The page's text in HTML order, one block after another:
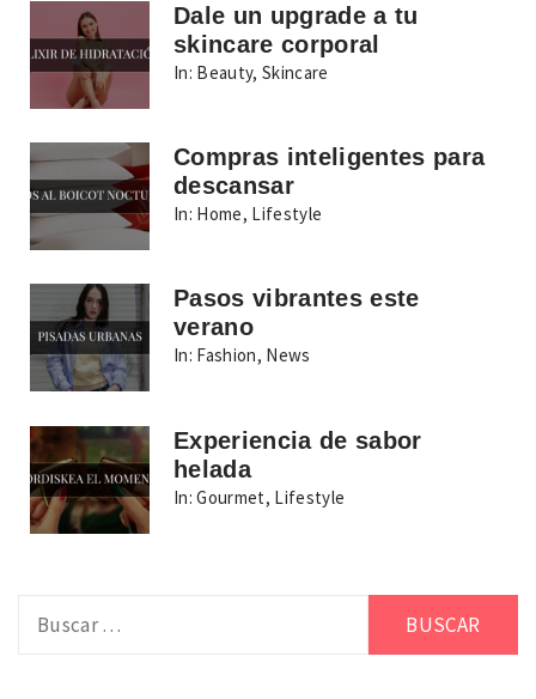
Dale un upgrade a tu
skincare corporal
In: Beauty,Skincare
Compras inteligentes para
descansar
In: Home, Lifestyle
Pasos vibrantes este
verano
In: Fashion, News
Experiencia de sabor
helada
In: Gourmet, Lifestyle